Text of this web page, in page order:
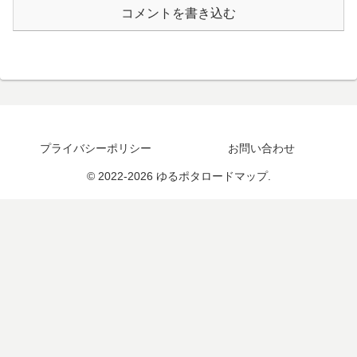
コメントを書き込む
プライバシーポリシー お問い合わせ
© 2022-2026 ゆるポタロードマップ.